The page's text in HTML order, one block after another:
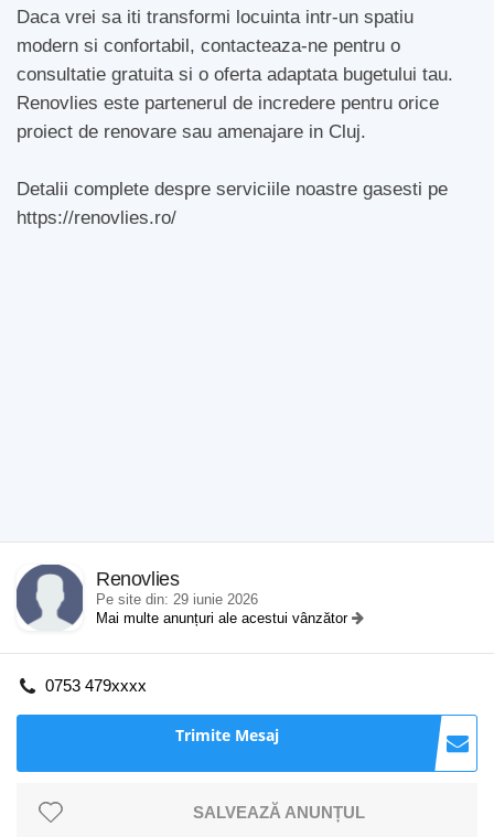
Daca vrei sa iti transformi locuinta intr-un spatiu
modern si confortabil, contacteaza-ne pentru o
consultatie gratuita si o oferta adaptata bugetului tau.
Renovlies este partenerul de incredere pentru orice
proiect de renovare sau amenajare in Cluj.
Detalii complete despre serviciile noastre gasesti pe
https://renovlies.ro/
Renovlies
Pe site din: 29 iunie 2026
Mai multe anunțuri ale acestui vânzător
0753 479xxxx
Trimite Mesaj
SALVEAZĂ ANUNȚUL